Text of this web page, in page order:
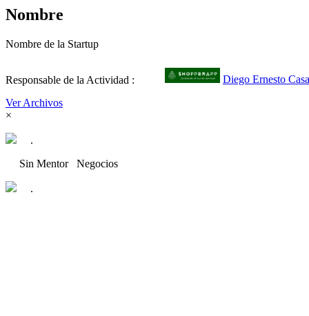
Nombre
Nombre de la Startup
Responsable de la Actividad :
Diego Ernesto
Ver Archivos
×
.
Sin Mentor Negocios
.